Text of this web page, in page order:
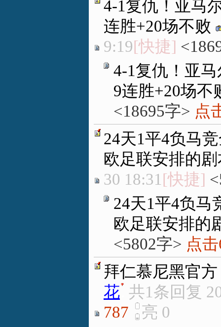
4-1复仇！亚马
连胜+20场不败
9:19[快捷]
4-1复仇！亚
9连胜+20场不
<18695字> 点
24天1平4负马
欧足联安排的
30 18:31 [快捷]
24天1平4负马
欧足联安排的
<5802字> 点
拜仁慕尼黑官
花. 共1条回复
787
亮 0